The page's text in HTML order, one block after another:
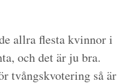
allra flesta kvinnor i
och det är ju bra.
tvångskvotering så är